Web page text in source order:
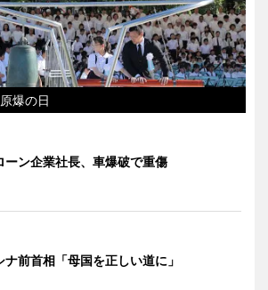
爆の日
ーン企業社長、車爆破で重傷
ナ前首相「母国を正しい道に」